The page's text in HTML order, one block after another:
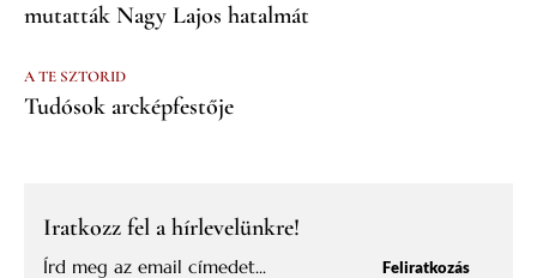
mutatták Nagy Lajos hatalmát
A TE SZTORID
Tudósok arcképfestője
Iratkozz fel a hírlevelünkre!
Feliratkozás